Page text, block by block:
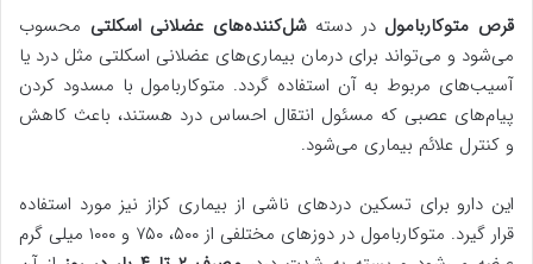
قرص متوکاربامول در دستهشل‌کننده‌های عضلانی اسکلتی محسوب
می‌شود و می‌تواند برای درمان بیماری‌های عضلانی اسکلتی مثل درد یا
آسیب‌های مربوط به آن استفاده گردد. متوکاربامول با مسدود کردن
پیام‌های عصبی که مسئول انتقال احساس درد هستند، باعث کاهش
و کنترل علائم بیماری می‌شود.
این دارو برای تسکین دردهای ناشی از بیماری کزاز نیز مورد استفاده
قرار گیرد. متوکاربامول در دوزهای مختلفی از ۵۰۰، ۷۵۰ و ۱۰۰۰ میلی گرم